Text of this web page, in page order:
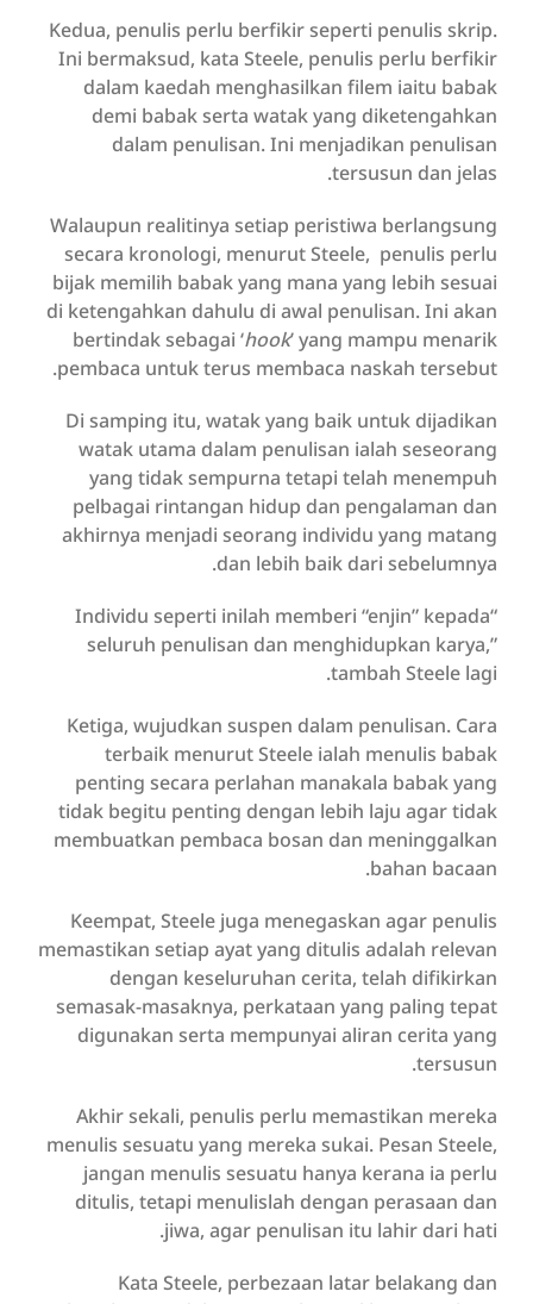
Kedua, penulis perlu berfikir seperti penulis skrip.
Ini bermaksud, kata Steele, penulis perlu berfikir
dalam kaedah menghasilkan filem iaitu babak
demi babak serta watak yang diketengahkan
dalam penulisan. Ini menjadikan penulisan
tersusun dan jelas.
Walaupun realitinya setiap peristiwa berlangsung
secara kronologi, menurut Steele, penulis perlu
bijak memilih babak yang mana yang lebih sesuai
di ketengahkan dahulu di awal penulisan. Ini akan
bertindak sebagai ‘hook’ yang mampu menarik
pembaca untuk terus membaca naskah tersebut.
Di samping itu, watak yang baik untuk dijadikan
watak utama dalam penulisan ialah seseorang
yang tidak sempurna tetapi telah menempuh
pelbagai rintangan hidup dan pengalaman dan
akhirnya menjadi seorang individu yang matang
dan lebih baik dari sebelumnya.
“Individu seperti inilah memberi “enjin” kepada
seluruh penulisan dan menghidupkan karya,”
tambah Steele lagi.
Ketiga, wujudkan suspen dalam penulisan. Cara
terbaik menurut Steele ialah menulis babak
penting secara perlahan manakala babak yang
tidak begitu penting dengan lebih laju agar tidak
membuatkan pembaca bosan dan meninggalkan
bahan bacaan.
Keempat, Steele juga menegaskan agar penulis
memastikan setiap ayat yang ditulis adalah relevan
dengan keseluruhan cerita, telah difikirkan
semasak-masaknya, perkataan yang paling tepat
digunakan serta mempunyai aliran cerita yang
tersusun.
Akhir sekali, penulis perlu memastikan mereka
menulis sesuatu yang mereka sukai. Pesan Steele,
jangan menulis sesuatu hanya kerana ia perlu
ditulis, tetapi menulislah dengan perasaan dan
jiwa, agar penulisan itu lahir dari hati.
Kata Steele, perbezaan latar belakang dan